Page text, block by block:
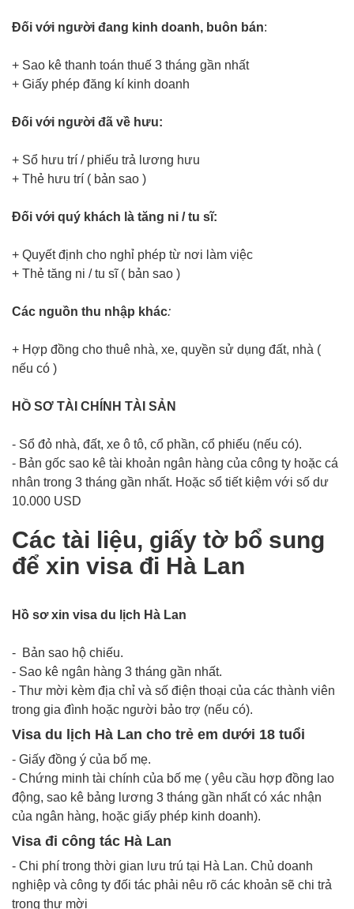
Đối với người đang kinh doanh, buôn bán:
+ Sao kê thanh toán thuế 3 tháng gần nhất
+ Giấy phép đăng kí kinh doanh
Đối với người đã về hưu:
+ Sổ hưu trí / phiếu trả lương hưu
+ Thẻ hưu trí ( bản sao )
Đối với quý khách là tăng ni / tu sĩ:
+ Quyết định cho nghỉ phép từ nơi làm việc
+ Thẻ tăng ni / tu sĩ ( bản sao )
Các nguồn thu nhập khác:
+ Hợp đồng cho thuê nhà, xe, quyền sử dụng đất, nhà (
nếu có )
HỒ SƠ TÀI CHÍNH TÀI SẢN
- Sổ đỏ nhà, đất, xe ô tô, cổ phần, cổ phiếu (nếu có).
- Bản gốc sao kê tài khoản ngân hàng của công ty hoặc cá
nhân trong 3 tháng gần nhất. Hoặc sổ tiết kiệm với số dư
10.000 USD
Các tài liệu, giấy tờ bổ sung
để xin visa đi Hà Lan
Hồ sơ xin visa du lịch Hà Lan
- Bản sao hộ chiếu.
- Sao kê ngân hàng 3 tháng gần nhất.
- Thư mời kèm địa chỉ và số điện thoại của các thành viên
trong gia đình hoặc người bảo trợ (nếu có).
Visa du lịch Hà Lan cho trẻ em dưới 18 tuổi
- Giấy đồng ý của bố mẹ.
- Chứng minh tài chính của bố mẹ ( yêu cầu hợp đồng lao
động, sao kê bảng lương 3 tháng gần nhất có xác nhận
của ngân hàng, hoặc giấy phép kinh doanh).
Visa đi công tác Hà Lan
- Chi phí trong thời gian lưu trú tại Hà Lan. Chủ doanh
nghiệp và công ty đối tác phải nêu rõ các khoản sẽ chi trả
trong thư mời